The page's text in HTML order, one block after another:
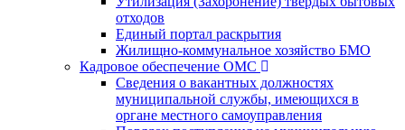
отходов
Единый портал раскрытия
Жилищно-коммунальное хозяйство БМО
Кадровое обеспечение ОМС
Сведения о вакантных должностях
муниципальной службы, имеющихся в
органе местного самоуправления